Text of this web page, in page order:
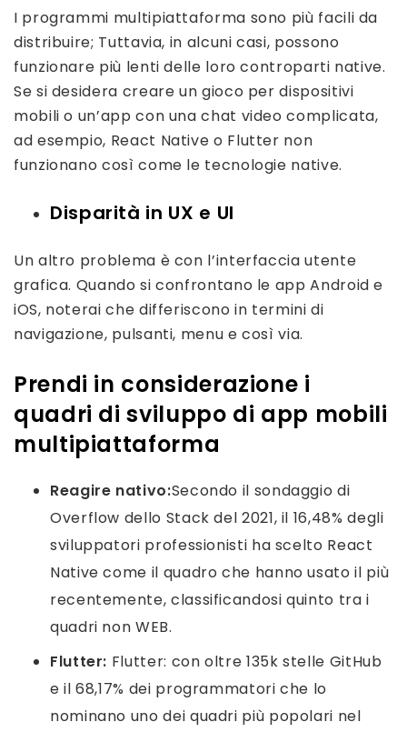
I programmi multipiattaforma sono più facili da
distribuire; Tuttavia, in alcuni casi, possono
funzionare più lenti delle loro controparti native.
Se si desidera creare un gioco per dispositivi
mobili o un’app con una chat video complicata,
ad esempio, React Native o Flutter non
funzionano così come le tecnologie native.
Disparità in UX e UI
Un altro problema è con l’interfaccia utente
grafica. Quando si confrontano le app Android e
iOS, noterai che differiscono in termini di
navigazione, pulsanti, menu e così via.
Prendi in considerazione i
quadri di sviluppo di app mobili
multipiattaforma
Reagire nativo:Secondo il sondaggio di
Overflow dello Stack del 2021, il 16,48% degli
sviluppatori professionisti ha scelto React
Native come il quadro che hanno usato il più
recentemente, classificandosi quinto tra i
quadri non WEB.
Flutter: Flutter: con oltre 135k stelle GitHub
e il 68,17% dei programmatori che lo
nominano uno dei quadri più popolari nel